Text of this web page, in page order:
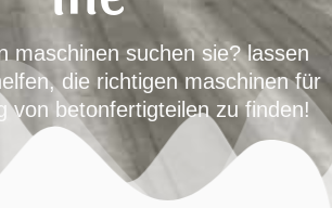
maschinen suchen sie? lassen
die richtigen maschinen für
von betonfertigteilen zu finden!